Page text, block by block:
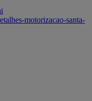
motorizacao-santa-